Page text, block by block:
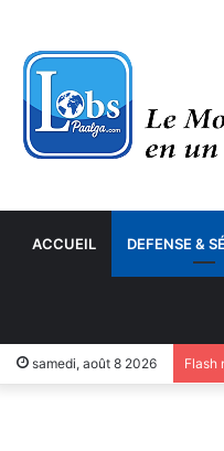
ACCUEIL DEFENSE &
samedi, août 8 2026 Flash